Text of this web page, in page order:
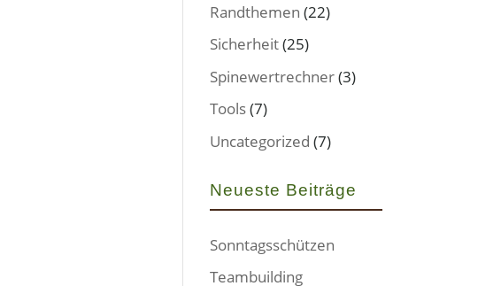
Randthemen (22)
Sicherheit(25)
Spinewertrechner(3)
Tools(7)
Uncategorized (7)
Neueste Beiträge
Sonntagsschützen
Teambuilding